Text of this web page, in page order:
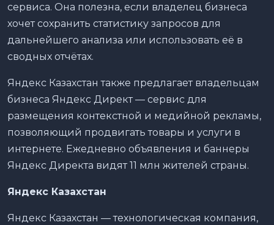
сервиса. Она полезна, если владелец бизнеса
хочет сохранить статистику запросов для
дальнейшего анализа или использовать её в
сводных отчётах.
Яндекс Казахстан также предлагает владельцам
бизнеса Яндекс Директ — сервис для
размещения контекстной и медийной рекламы,
позволяющий продвигать товары и услуги в
интернете. Ежедневно объявления и баннеры
Яндекс Директа видят 11 млн жителей страны.
Яндекс Казахстан
Яндекс Казахстан — технологическая компания,